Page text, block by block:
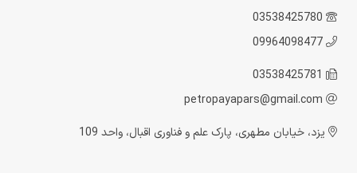
03538425780
09964098477
03538425781
petropayapars@gmail.com
یزد، خیابان مطهری، پارک علم و فناوری اقبال، واحد 109